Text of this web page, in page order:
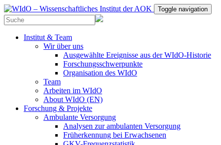
Toggle navigation
Institut & Team
Wir über uns
Ausgewählte Ereignisse aus der WIdO-Historie
Forschungsschwerpunkte
Organisation des WIdO
Team
Arbeiten im WIdO
About WIdO (EN)
Forschung & Projekte
Ambulante Versorgung
Analysen zur ambulanten Versorgung
Früherkennung bei Erwachsenen